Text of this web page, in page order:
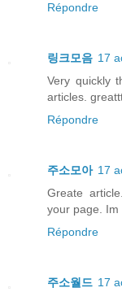
Répondre
링크모음 17
Very quickly
articles.
Répondre
주소모아 17
Greate
your page. Im
Répondre
주소월드 17